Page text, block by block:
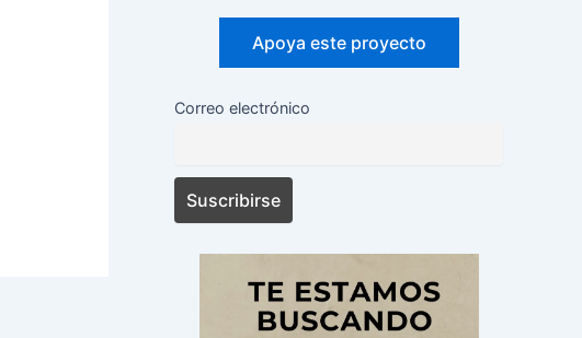
Apoya este proyecto
Correo electrónico